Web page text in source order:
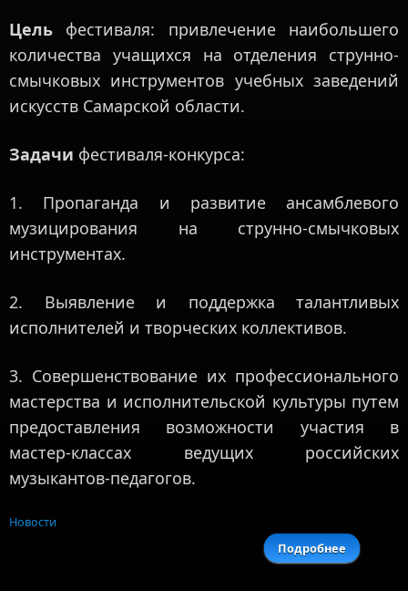
Цель фестиваля: привлечение наибольшего
количества учащихся на отделения струнно-
смычковых инструментов учебных заведений
искусств Самарской области.
Задачи фестиваля-конкурса:
1. Пропаганда и развитие ансамблевого
музицирования на струнно-смычковых
инструментах.
2. Выявление и поддержка талантливых
исполнителей и творческих коллективов.
3. Совершенствование их профессионального
мастерства и исполнительской культуры путем
предоставления возможности участия в
мастер-классах ведущих российских
музыкантов-педагогов.
Новости
Подробнее о В ДМШ